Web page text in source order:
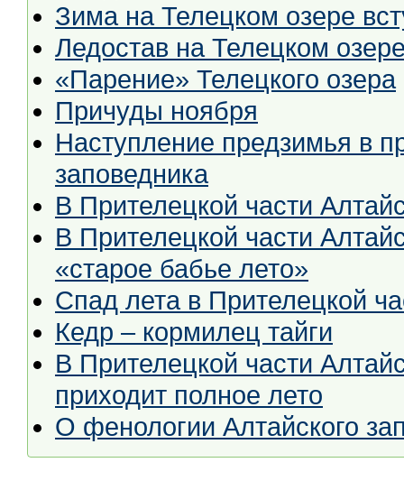
Зима на Телецком озере
Ледостав на Телецком
«Парение» Телецкого озера
Причуды ноября
Наступление предзимья в
заповедника
В Прителецкой части
В Прителецкой части
«старое бабье лето»
Спад лета в Прителецкой
Кедр – кормилец тайги
В Прителецкой части
приходит полное лето
О фенологии Алтайского